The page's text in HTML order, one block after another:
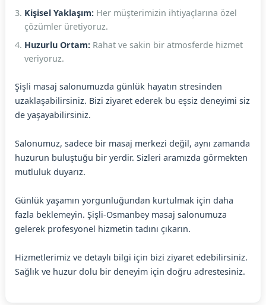
Kişisel Yaklaşım: Her müşterimizin ihtiyaçlarına özel
çözümler üretiyoruz.
Huzurlu Ortam: Rahat ve sakin bir atmosferde hizmet
veriyoruz.
Şişli masaj salonumuzda günlük hayatın stresinden
uzaklaşabilirsiniz. Bizi ziyaret ederek bu eşsiz deneyimi siz
de yaşayabilirsiniz.
Salonumuz, sadece bir masaj merkezi değil, aynı zamanda
huzurun buluştuğu bir yerdir. Sizleri aramızda görmekten
mutluluk duyarız.
Günlük yaşamın yorgunluğundan kurtulmak için daha
fazla beklemeyin. Şişli-Osmanbey masaj salonumuza
gelerek profesyonel hizmetin tadını çıkarın.
Hizmetlerimiz ve detaylı bilgi için bizi ziyaret edebilirsiniz.
Sağlık ve huzur dolu bir deneyim için doğru adrestesiniz.